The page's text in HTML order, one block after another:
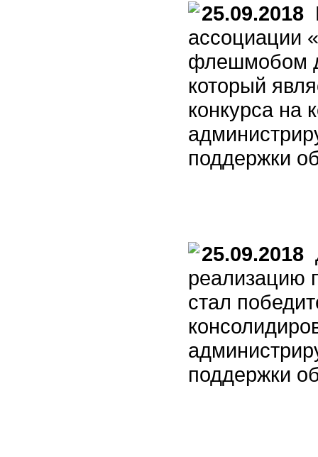
25.09.2018
ассоциации
флешмобом
который
конкурса на
поддержки
25.09.2018
реализацию
стал
поддержки